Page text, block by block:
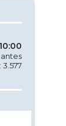
3.577